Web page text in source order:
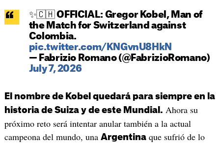
✨🇨🇭 OFFICIAL: Gregor Kobel, Man of
the Match for Switzerland against
Colombia.
pic.twitter.com/KNGvnU8HkN
— Fabrizio Romano (@FabrizioRomano)
July 7, 2026
El nombre de Kobel quedará para siempre en la
historia de Suiza y de este Mundial. Ahora su
próximo reto será intentar anular también a la actual
campeona del mundo, una Argentinaque sufrió de lo